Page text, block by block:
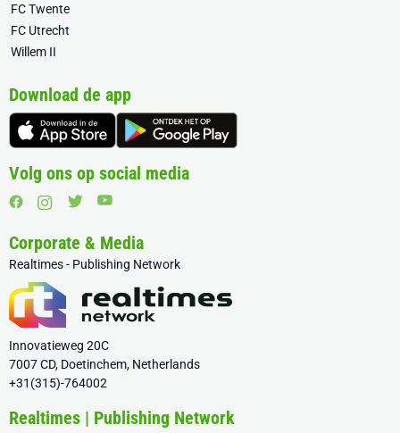
FC Twente
FC Utrecht
Willem II
Download de app
Volg ons op social media
Corporate & Media
Realtimes - Publishing Network
Innovatieweg 20C
7007 CD, Doetinchem, Netherlands
+31(315)-764002
Realtimes | Publishing Network